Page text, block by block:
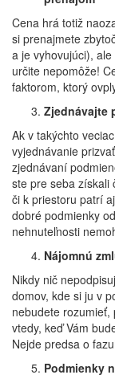
Cena hrá totiž
si prenajmete
a je vyhovujúci),
určite nepomôže!
faktorom, ktorý
Zjednávajte
Ak v takýchto
vyjednávanie
zjednávaní
ste pre seba získali
či k priestoru patrí
dobré podmienky
nehnuteľnosti
Nájomnú
Nikdy nič
domov, kde si ju v
nebudete
vtedy, keď Vám
Nejde predsa o
Podmienky